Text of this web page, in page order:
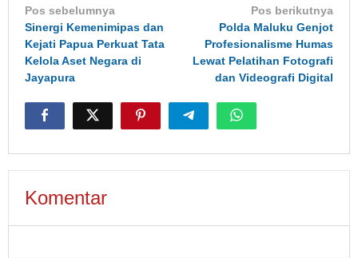
Navigasi
pos
Pos sebelumnya
Sinergi Kemenimipas dan
Kejati Papua Perkuat Tata
Kelola Aset Negara di
Jayapura
Pos berikutnya
Polda Maluku Genjot
Profesionalisme Humas
Lewat Pelatihan Fotografi
dan Videografi Digital
Komentar